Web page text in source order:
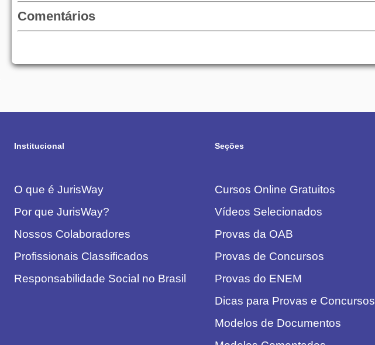
Comentários
Institucional
O que é JurisWay
Por que JurisWay?
Nossos Colaboradores
Profissionais Classificados
Responsabilidade Social no Brasil
Seções
Cursos Online Gratuitos
Vídeos Selecionados
Provas da OAB
Provas de Concursos
Provas do ENEM
Dicas para Provas e Concursos
Modelos de Documentos